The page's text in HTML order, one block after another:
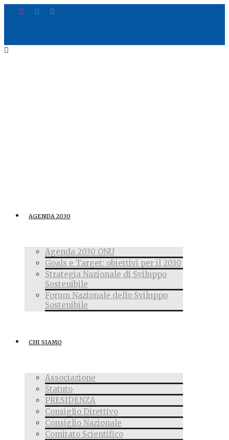
AGENDA 2030
Agenda 2030 ONU
Goals e Target: obiettivi per il 2030
Strategia Nazionale di Sviluppo
Sostenibile
Forum Nazionale dello Sviluppo
Sostenibile
CHI SIAMO
Associazione
Statuto
PRESIDENZA
Consiglio Direttivo
Consiglio Nazionale
Comitato Scientifico